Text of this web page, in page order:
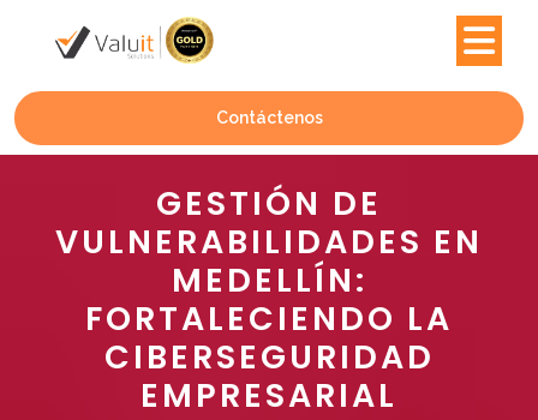
Contáctenos
GESTIÓN DE
VULNERABILIDADES EN
MEDELLÍN:
FORTALECIENDO LA
CIBERSEGURIDAD
EMPRESARIAL